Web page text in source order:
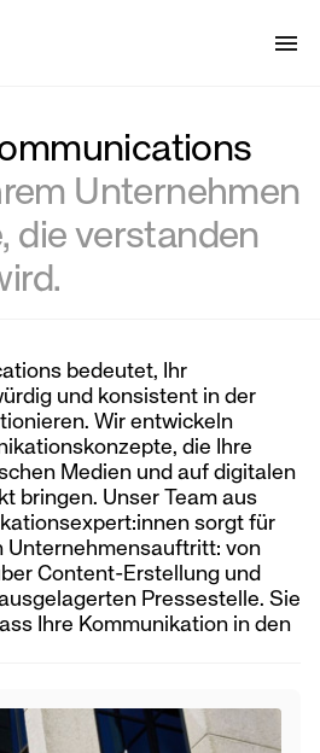
Unternehmen
die verstanden
bedeutet, Ihr
und konsistent in der
Wir entwickeln
die Ihre
Medien und auf digitalen
bringen. Unser Team aus
sorgt für
Unternehmensauftritt: von
Content-Erstellung und
Pressestelle. Sie
Ihre Kommunikation in den